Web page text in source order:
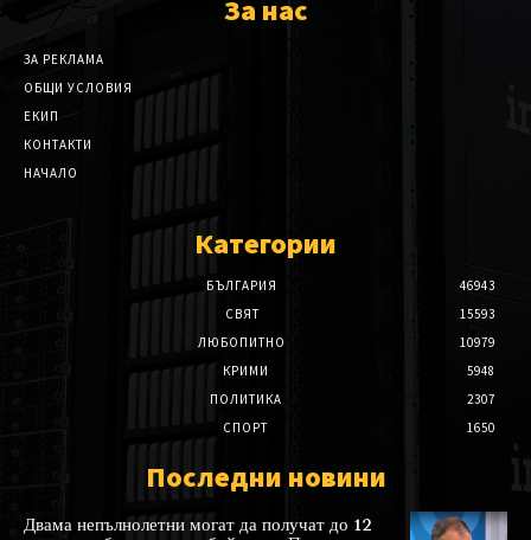
За нас
ЗА РЕКЛАМА
ОБЩИ УСЛОВИЯ
ЕКИП
КОНТАКТИ
НАЧАЛО
Категории
БЪЛГАРИЯ
46943
СВЯТ
15593
ЛЮБОПИТНО
10979
КРИМИ
5948
ПОЛИТИКА
2307
СПОРТ
1650
Последни новини
Двама непълнолетни могат да получат до 12